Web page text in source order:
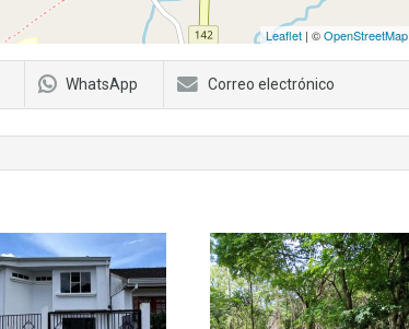
Leaflet | ©OpenStreetMap
WhatsApp Correo electrónico